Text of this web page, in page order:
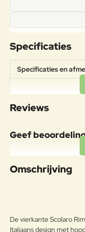
Specificaties
Specificaties en
Aluminium
Reviews
Geef
Uw naam:
Omschrijving
De vierkante Scolaro
Italiaans design met